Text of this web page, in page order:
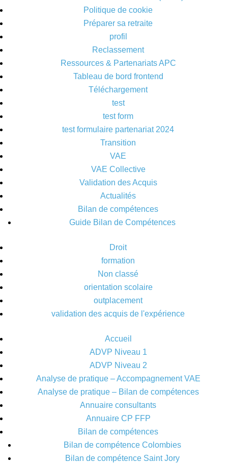
Politique de cookie
Préparer sa retraite
profil
Reclassement
Ressources & Partenariats APC
Tableau de bord frontend
Téléchargement
test
test form
test formulaire partenariat 2024
Transition
VAE
VAE Collective
Validation des Acquis
Actualités
Bilan de compétences
Guide Bilan de Compétences
Droit
formation
Non classé
orientation scolaire
outplacement
validation des acquis de l'expérience
Accueil
ADVP Niveau 1
ADVP Niveau 2
Analyse de pratique – Accompagnement VAE
Analyse de pratique – Bilan de compétences
Annuaire consultants
Annuaire CP FFP
Bilan de compétences
Bilan de compétence Colombies
Bilan de compétence Saint Jory